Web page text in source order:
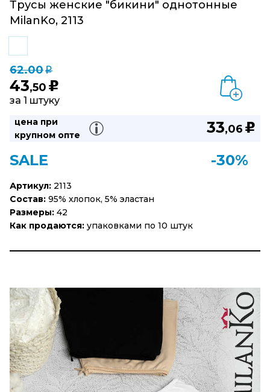
Трусы женские "бикини" однотонные
MilanKo, 2113
62.00q
43,50 u
за 1 штуку
цена при
крупном опте
33,06 u
SALE -30%
Артикул: 2113
Состав: 95% хлопок, 5% эластан
Размеры: 42
Как продаются: упаковками по 10 штук